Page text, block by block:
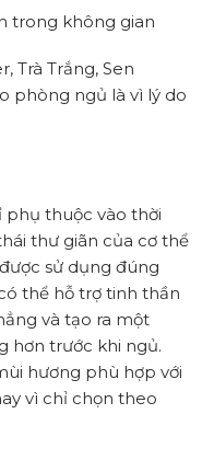
trong không gian
Trà Trắng, Sen
phòng ngủ là vì lý do
thuộc vào thời
thư giãn của cơ thể
sử dụng đúng
thể hỗ trợ tinh thần
và tạo ra một
hơn trước khi ngủ.
hương phù hợp với
vì chỉ chọn theo